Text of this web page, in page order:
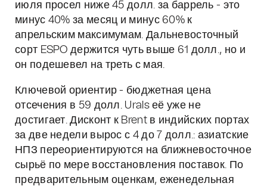
июля просел ниже 45 долл. за баррель - это
минус 40% за месяц и минус 60% к
апрельским максимумам. Дальневосточный
сорт ESPO держится чуть выше 61 долл., но и
он подешевел на треть с мая.
Ключевой ориентир - бюджетная цена
отсечения в 59 долл. Urals её уже не
достигает. Дисконт к Brent в индийских портах
за две недели вырос с 4 до 7 долл.: азиатские
НПЗ переориентируются на ближневосточное
сырьё по мере восстановления поставок. По
предварительным оценкам, еженедельная